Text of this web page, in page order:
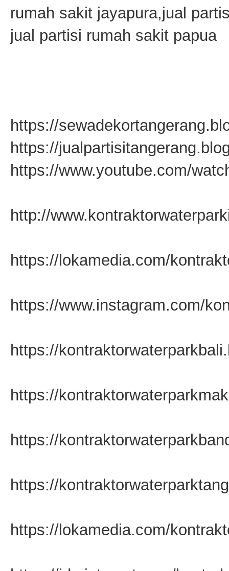
rumah sakit jayapura,jual
jual partisi rumah sakit papua
https://
https://
https://www.youtube.com/
http://
https://lokamedia.com/
https://www.instagram.com/
https://
https://
https://
https://
https://lokamedia.com/